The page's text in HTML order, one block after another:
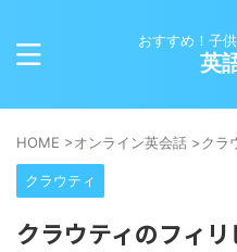
おすすめ！子
英
HOME >オンライン英会話 >クラ
クラウティ
クラウティのフィ